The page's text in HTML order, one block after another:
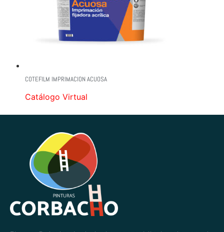
COTEFILM IMPRIMACION ACUOSA
Catálogo Virtual